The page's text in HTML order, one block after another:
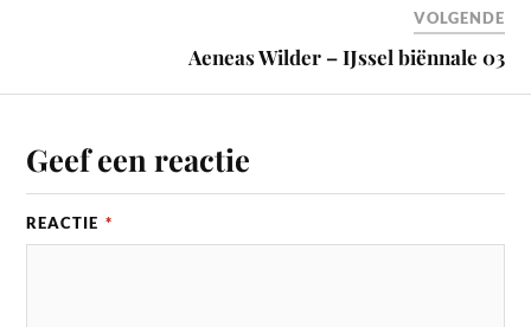
VOLGENDE
Aeneas Wilder – IJssel biënnale 03
Geef een reactie
REACTIE *